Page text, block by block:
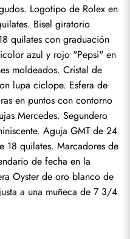
Logotipo de Rolex en
Bisel giratorio
quilates con graduación
azul y rojo "Pepsi" en
moldeados. Cristal de
lupa ciclope. Esfera de
en puntos con contorno
Mercedes. Segundero
Aguja GMT de 24
18 quilates. Marcadores de
de fecha en la
Oyster de oro blanco de
a una muñeca de 7 3/4